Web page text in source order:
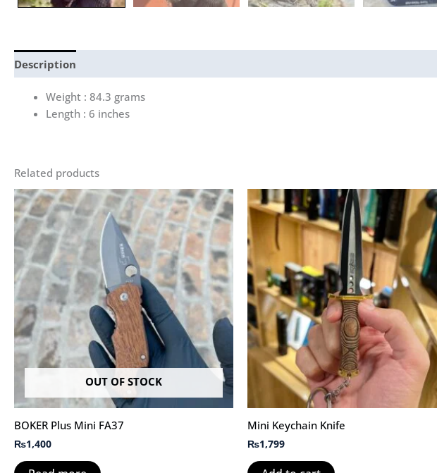
Description
Weight : 84.3 grams
Length : 6 inches
Related products
OUT OF STOCK
BOKER Plus Mini FA37
₨1,400
Mini Keychain Knife
₨1,799